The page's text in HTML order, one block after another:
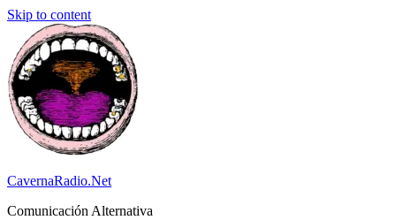
Skip to content
CavernaRadio.Net
Comunicación Alternativa